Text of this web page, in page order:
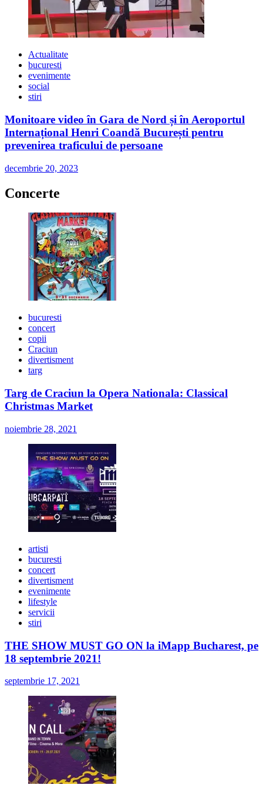
Actualitate
bucuresti
evenimente
social
stiri
Monitoare video în Gara de Nord și în Aeroportul
Internațional Henri Coandă București pentru
prevenirea traficului de persoane
decembrie 20, 2023
Concerte
bucuresti
concert
copii
Craciun
divertisment
targ
Targ de Craciun la Opera Nationala: Classical
Christmas Market
noiembrie 28, 2021
artisti
bucuresti
concert
divertisment
evenimente
lifestyle
servicii
stiri
THE SHOW MUST GO ON la iMapp Bucharest, pe
18 septembrie 2021!
septembrie 17, 2021